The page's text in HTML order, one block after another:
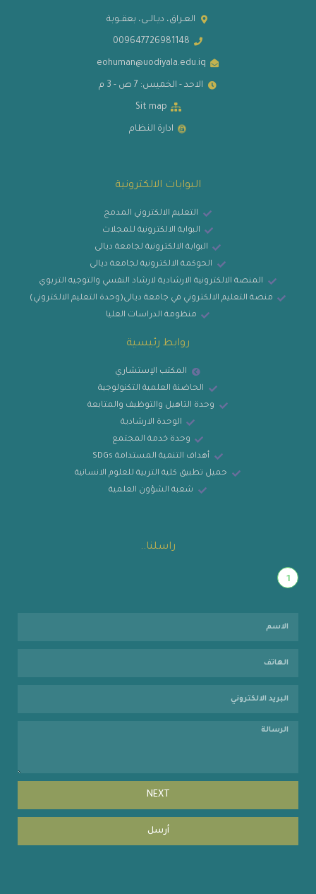
العـراق، ديـالــى، بعقــوبة
009647726981148
eohuman@uodiyala.edu.iq
الاحد - الخميس: 7 ص - 3 م
Sit map
ادارة النظام
البوابات الالكترونية
التعليم الالكتروني المدمج
البوابة الالكترونية للمجلات
البوابة الالكترونية لجامعة ديالى
الحوكمة الالكترونية لجامعة ديالى
المنصة الالكترونية الارشادية لارشاد النفسي والتوجيه التربوي
منصة التعليم الالكتروني في جامعة ديالى(وحدة التعليم الالكتروني)
منظومة الدراسات العليا
روابط رئيسية
المكتب الإستشاري
الحاضنة العلمية التكنولوجية
وحدة التاهيل والتوظيف والمتابعة
الوحدة الارشادية
وحدة خدمة المجتمع
أهداف التنمية المستدامة SDGs
حميل تطبيق كلية التربية للعلوم الانسانية
شعبة الشؤون العلمية
راسلنا..
1
NEXT
أرسل